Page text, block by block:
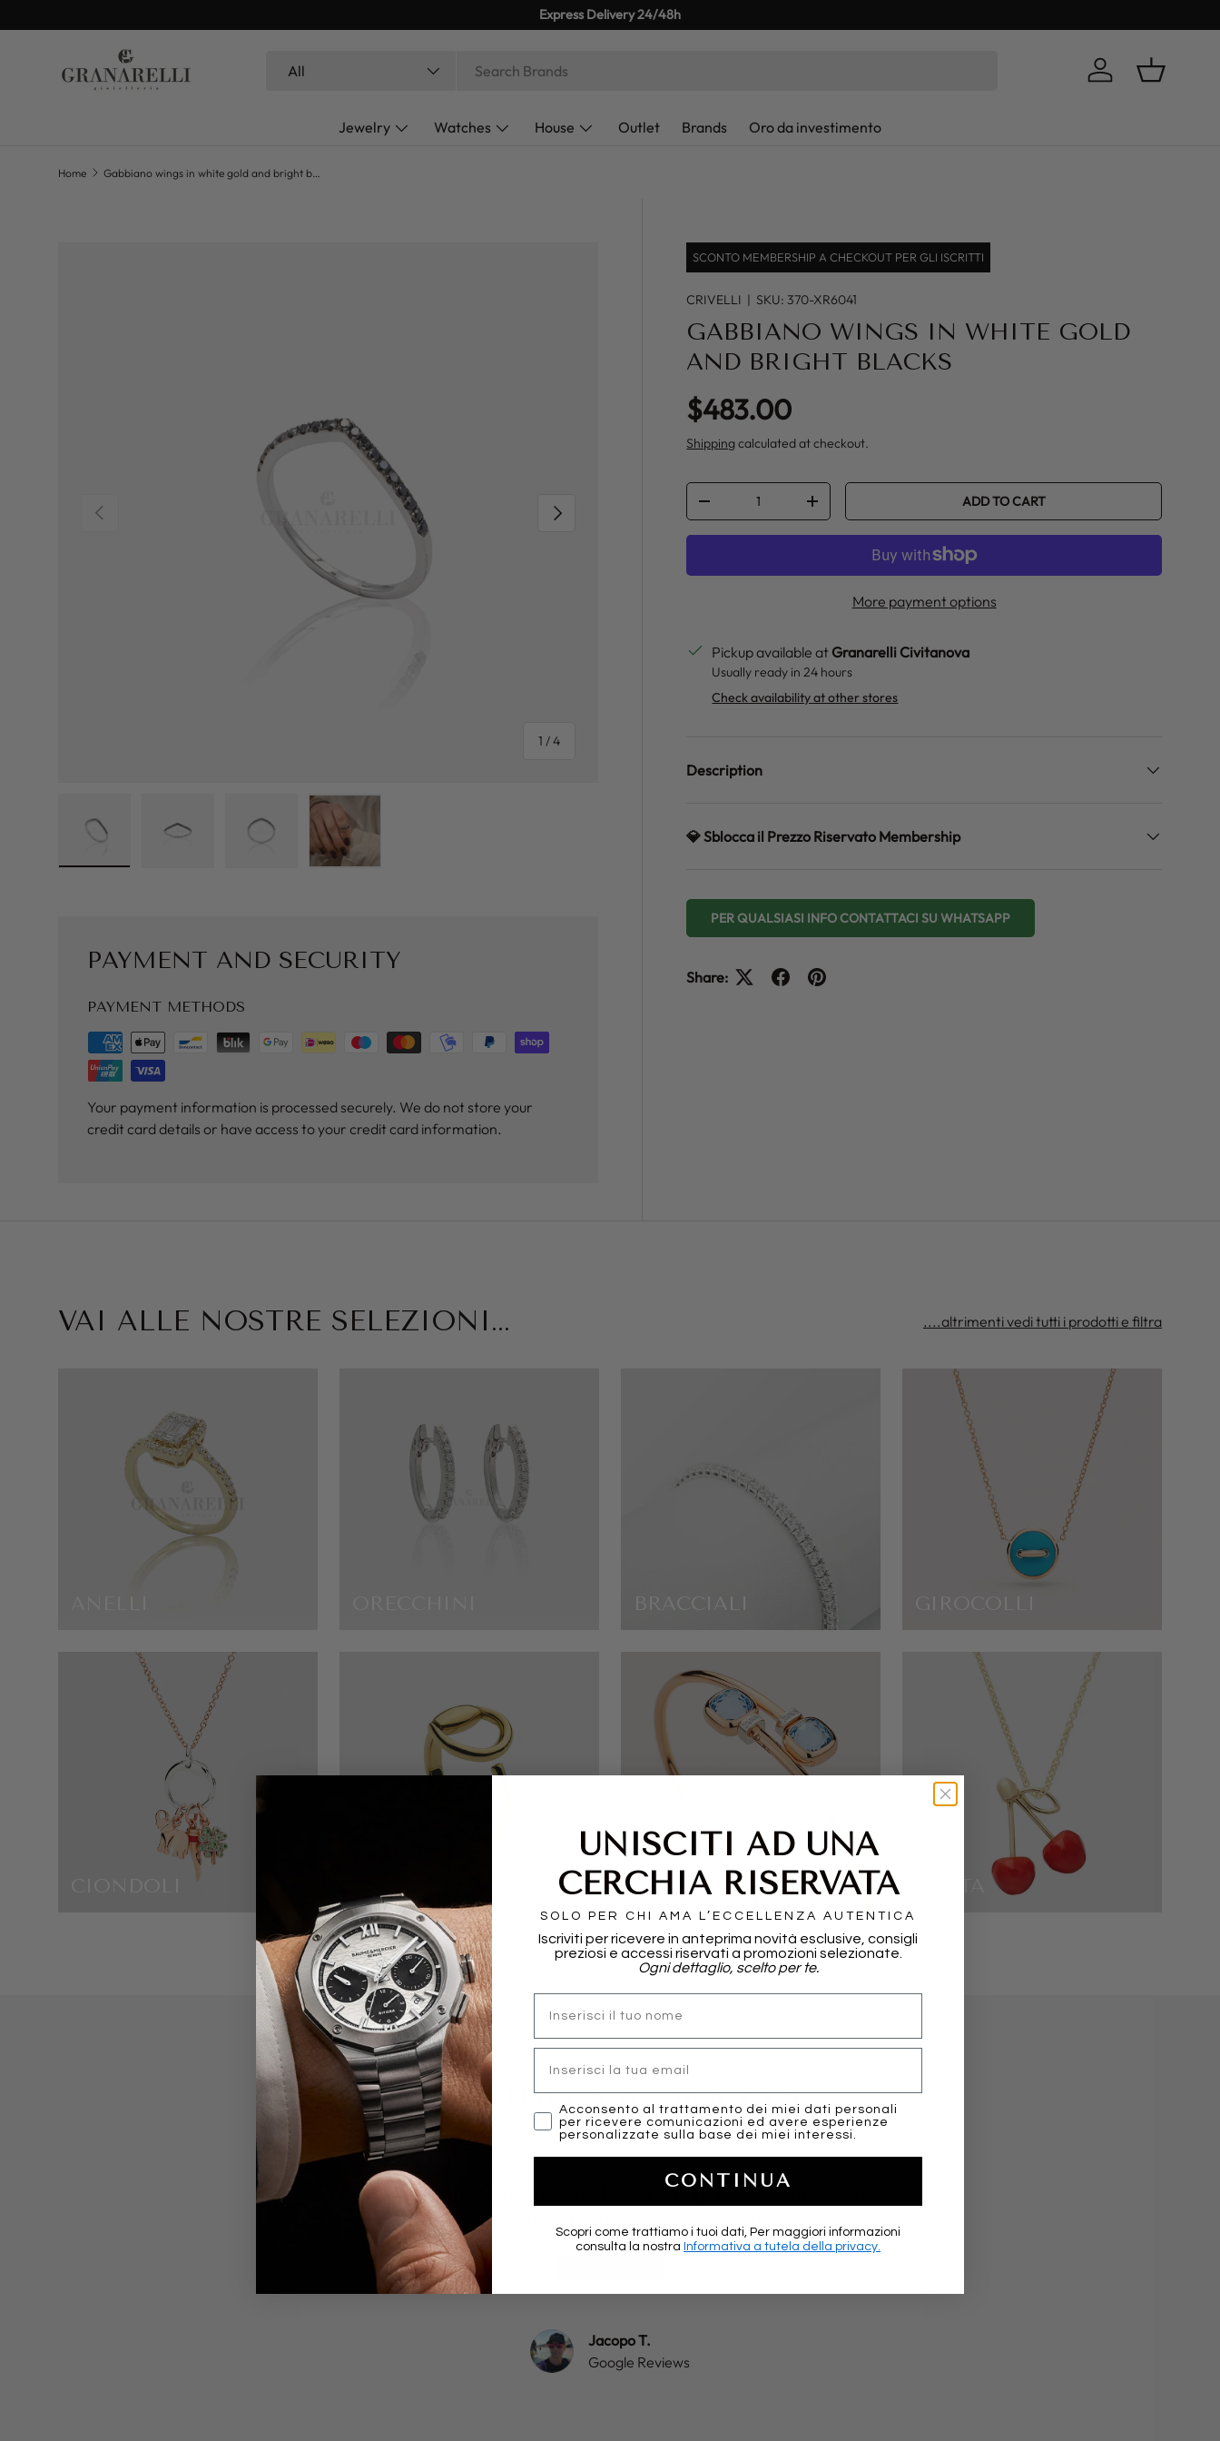
SKIP TO CONTENT
Express Delivery 24/48h
All Log in Basket
Jewelry Watches House Outlet Brands Oro da investimento
Home Gabbiano wings in white gold and bright blacks
PREVIOUS
1 /of
4
NEXT
SCONTO MEMBERSHIP A CHECKOUT PER GLI ISCRITTI
CRIVELLI | SKU: 370-XR6041
GABBIANO WINGS IN WHITE GOLD
AND BRIGHT BLACKS
Regular price
$483.00
Shipping calculated at checkout.
Qty
DECREASE QUANTITYINCREASE QUANTITY ADD TO CART
More payment options
Pickup available at Granarelli Civitanova
Usually ready in 24 hours
Check availability at other stores
Description
💎 Sblocca il Prezzo Riservato Membership
PER QUALSIASI INFO CONTATTACI SU WHATSAPP
Share:
PAYMENT AND SECURITY
PAYMENT METHODS
Your payment information is processed securely. We do not store your
credit card details or have access to your credit card information.
VAI ALLE NOSTRE SELEZIONI... ....altrimenti vedi tutti i prodotti e filtra
BRACCIALI
POMELLATO
WHAT THEY SAY ABOUT US...
Friendly, professional and fast in shipping. More than positive
experience. Highly recommended!
Jacopo T.
Google Reviews
UNISCITI AD UNA
CERCHIA RISERVATA
SOLO PER CHI AMA L’ECCELLENZA AUTENTICA
Iscriviti per ricevere in anteprima novità esclusive, consigli
preziosi e accessi riservati a promozioni selezionate.
Ogni dettaglio, scelto per te.
nome
Email
marketing
Acconsento al trattamento dei miei dati personali
per ricevere comunicazioni ed avere esperienze
personalizzate sulla base dei miei interessi.
CONTINUA
Scopri come trattiamo i tuoi dati, Per maggiori informazioni
consulta la nostra Informativa a tutela della privacy.